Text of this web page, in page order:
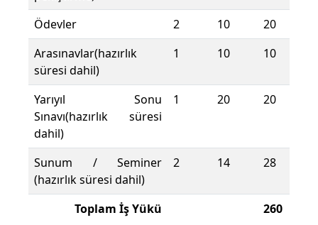
Ödevler 2 10
20
Arasınavlar(hazırlık
süresi dahil)
1 10 10
Yarıyıl Sonu
Sınavı(hazırlık süresi
dahil)
1 20 20
Sunum / Seminer
(hazırlık süresi dahil)
2 14 28
Toplam İş Yükü 260